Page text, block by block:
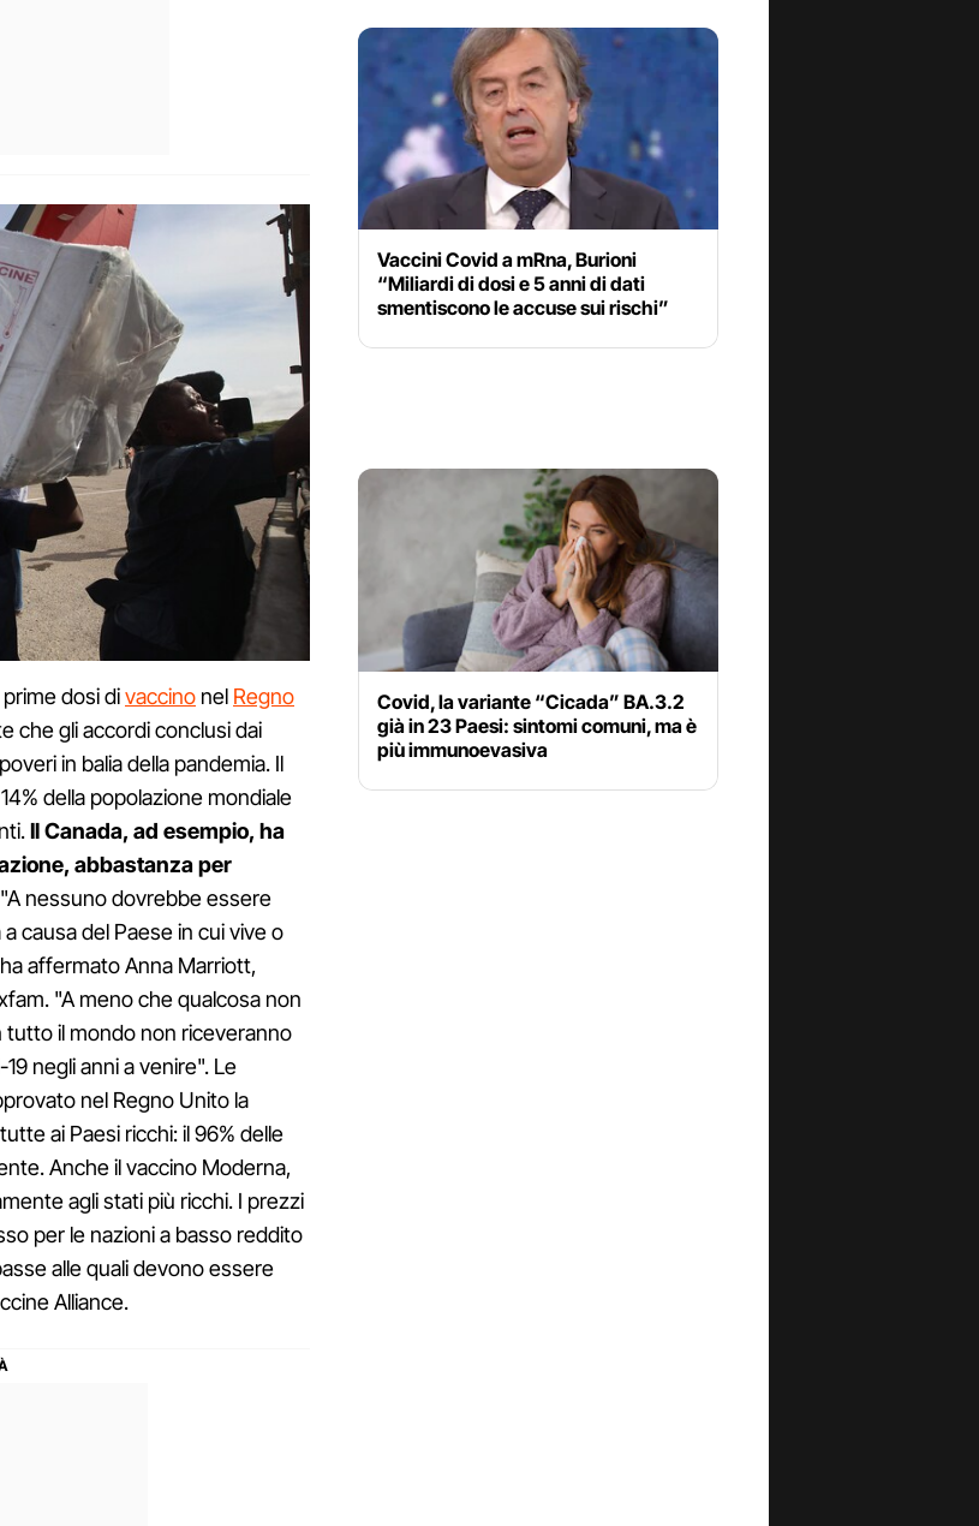
dosi divaccino nel Regno
che gli accordi conclusi dai
in balia della pandemia. Il
della popolazione mondiale
Il Canada, ad esempio, ha
abbastanza per
"A nessuno dovrebbe essere
causa del Paese in cui vive o
affermato Anna Marriott,
"A meno che qualcosa non
tutto il mondo non riceveranno
negli anni a venire". Le
nel Regno Unito la
ai Paesi ricchi: il 96% delle
Anche il vaccino Moderna,
agli stati più ricchi. I prezzi
per le nazioni a basso reddito
alle quali devono essere
Alliance.
Vaccini Covid a mRna, Burioni
“Miliardi di dosi e 5 anni di dati
smentiscono le accuse sui rischi”
Covid, la variante “Cicada” BA.3.2
già in 23 Paesi: sintomi comuni, ma è
più immunoevasiva